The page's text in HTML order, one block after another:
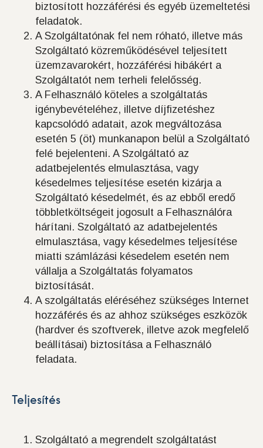
biztosított hozzáférési és egyéb üzemeltetési
feladatok.
A Szolgáltatónak fel nem róható, illetve más
Szolgáltató közreműködésével teljesített
üzemzavarokért, hozzáférési hibákért a
Szolgáltatót nem terheli felelősség.
A Felhasználó köteles a szolgáltatás
igénybevételéhez, illetve díjfizetéshez
kapcsolódó adatait, azok megváltozása
esetén 5 (öt) munkanapon belül a Szolgáltató
felé bejelenteni. A Szolgáltató az
adatbejelentés elmulasztása, vagy
késedelmes teljesítése esetén kizárja a
Szolgáltató késedelmét, és az ebből eredő
többletköltségeit jogosult a Felhasználóra
hárítani. Szolgáltató az adatbejelentés
elmulasztása, vagy késedelmes teljesítése
miatti számlázási késedelem esetén nem
vállalja a Szolgáltatás folyamatos
biztosítását.
A szolgáltatás eléréséhez szükséges Internet
hozzáférés és az ahhoz szükséges eszközök
(hardver és szoftverek, illetve azok megfelelő
beállításai) biztosítása a Felhasználó
feladata.
Teljesítés
Szolgáltató a megrendelt szolgáltatást